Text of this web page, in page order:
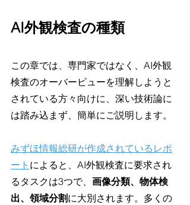
AI外観検査の種類
この章では、専門家ではなく、AI外観
検査のオーバービューを理解しようと
されている方々向けに、深い技術論に
は踏み込まず、簡単にご説明します。
みずほ情報総研が作成されているレポ
ート によると、AI外観検査に要求され
るタスクは3つで、 画像分類、物体検
出、領域分割に大別されます。多くの